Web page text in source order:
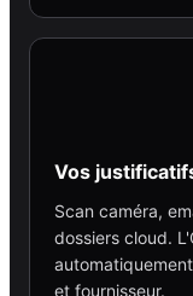
Vos
Scan caméra,
dossiers cloud.
et fournisseur.